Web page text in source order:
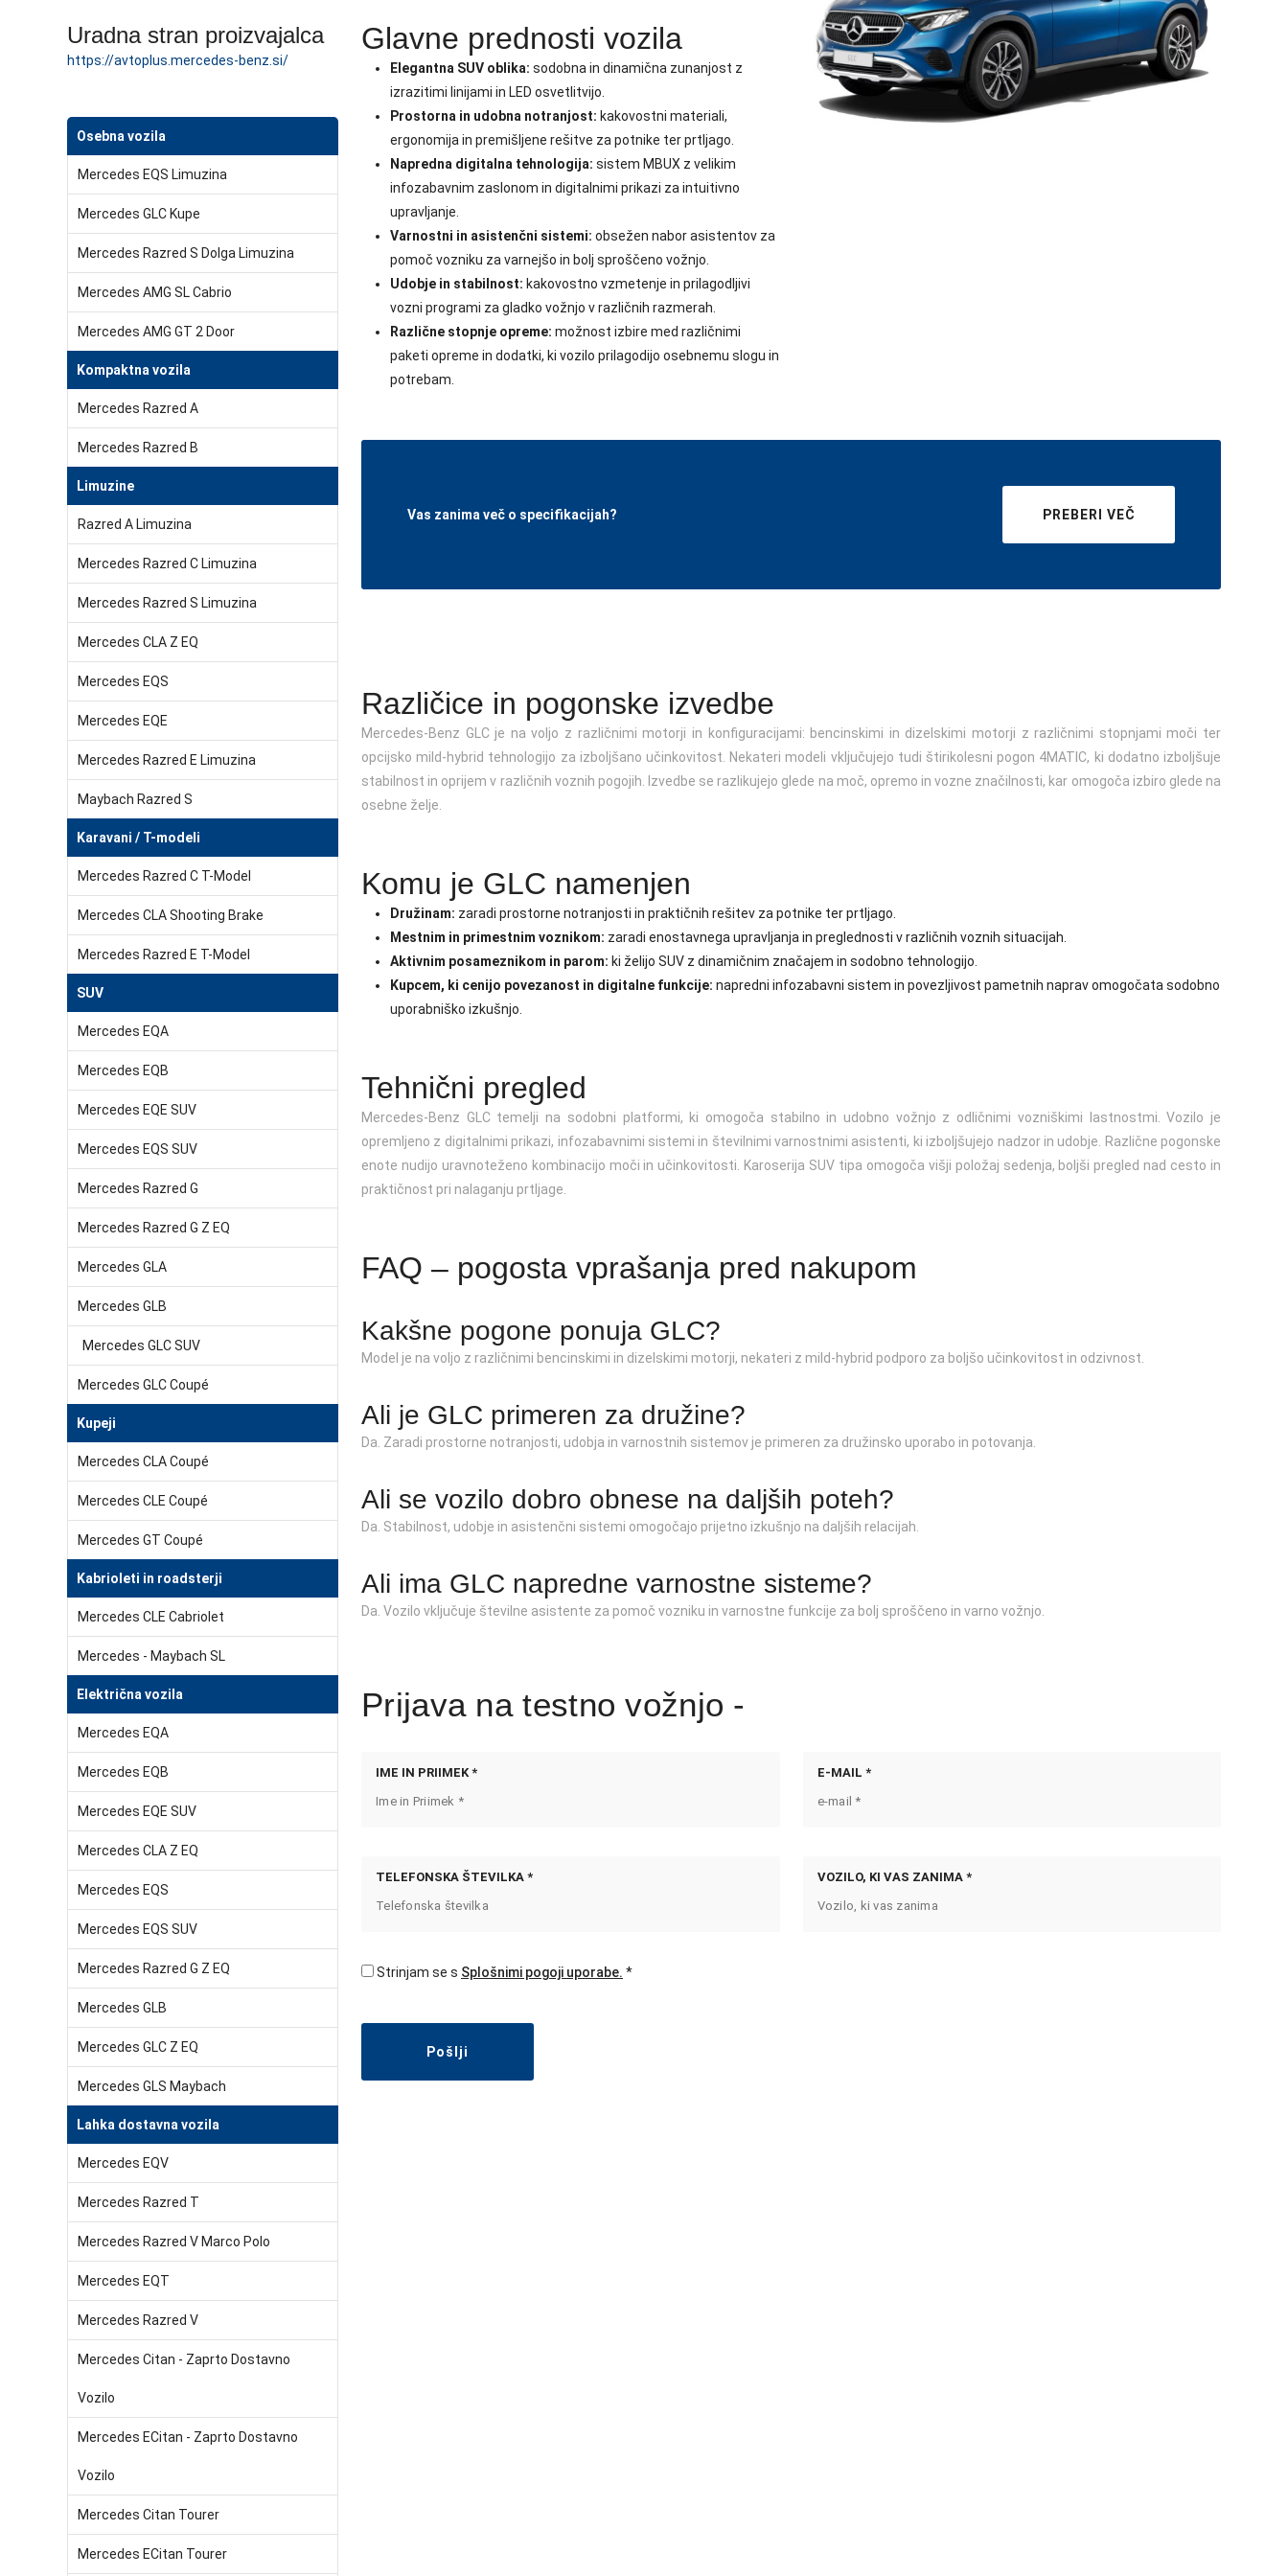
Uradna stran proizvajalca
https://avtoplus.mercedes-benz.si/
Osebna vozila
Mercedes EQS Limuzina
Mercedes GLC Kupe
Mercedes Razred S Dolga Limuzina
Mercedes AMG SL Cabrio
Mercedes AMG GT 2 Door
Kompaktna vozila
Mercedes Razred A
Mercedes Razred B
Limuzine
Razred A Limuzina
Mercedes Razred C Limuzina
Mercedes Razred S Limuzina
Mercedes CLA Z EQ
Mercedes EQS
Mercedes EQE
Mercedes Razred E Limuzina
Maybach Razred S
Karavani / T-modeli
Mercedes Razred C T-Model
Mercedes CLA Shooting Brake
Mercedes Razred E T-Model
SUV
Mercedes EQA
Mercedes EQB
Mercedes EQE SUV
Mercedes EQS SUV
Mercedes Razred G
Mercedes Razred G Z EQ
Mercedes GLA
Mercedes GLB
Mercedes GLC SUV
Mercedes GLC Coupé
Kupeji
Mercedes CLA Coupé
Mercedes CLE Coupé
Mercedes GT Coupé
Kabrioleti in roadsterji
Mercedes CLE Cabriolet
Mercedes - Maybach SL
Električna vozila
Mercedes EQA
Mercedes EQB
Mercedes EQE SUV
Mercedes CLA Z EQ
Mercedes EQS
Mercedes EQS SUV
Mercedes Razred G Z EQ
Mercedes GLB
Mercedes GLC Z EQ
Mercedes GLS Maybach
Lahka dostavna vozila
Mercedes EQV
Mercedes Razred T
Mercedes Razred V Marco Polo
Mercedes EQT
Mercedes Razred V
Mercedes Citan - Zaprto Dostavno
Vozilo
Mercedes ECitan - Zaprto Dostavno
Vozilo
Mercedes Citan Tourer
Mercedes ECitan Tourer
Glavne prednosti vozila
Elegantna SUV oblika: sodobna in dinamična zunanjost z
izrazitimi linijami in LED osvetlitvijo.
Prostorna in udobna notranjost: kakovostni materiali,
ergonomija in premišljene rešitve za potnike ter prtljago.
Napredna digitalna tehnologija: sistem MBUX z velikim
infozabavnim zaslonom in digitalnimi prikazi za intuitivno
upravljanje.
Varnostni in asistenčni sistemi: obsežen nabor asistentov za
pomoč vozniku za varnejšo in bolj sproščeno vožnjo.
Udobje in stabilnost: kakovostno vzmetenje in prilagodljivi
vozni programi za gladko vožnjo v različnih razmerah.
Različne stopnje opreme: možnost izbire med različnimi
paketi opreme in dodatki, ki vozilo prilagodijo osebnemu slogu in
potrebam.
Vas zanima več o specifikacijah? PREBERI VEČ
Različice in pogonske izvedbe
Mercedes-Benz GLC je na voljo z različnimi motorji in konfiguracijami: bencinskimi in dizelskimi motorji z različnimi stopnjami moči ter
opcijsko mild-hybrid tehnologijo za izboljšano učinkovitost. Nekateri modeli vključujejo tudi štirikolesni pogon 4MATIC, ki dodatno izboljšuje
stabilnost in oprijem v različnih voznih pogojih. Izvedbe se razlikujejo glede na moč, opremo in vozne značilnosti, kar omogoča izbiro glede na
osebne želje.
Komu je GLC namenjen
Družinam: zaradi prostorne notranjosti in praktičnih rešitev za potnike ter prtljago.
Mestnim in primestnim voznikom: zaradi enostavnega upravljanja in preglednosti v različnih voznih situacijah.
Aktivnim posameznikom in parom: ki želijo SUV z dinamičnim značajem in sodobno tehnologijo.
Kupcem, ki cenijo povezanost in digitalne funkcije: napredni infozabavni sistem in povezljivost pametnih naprav omogočata sodobno
uporabniško izkušnjo.
Tehnični pregled
Mercedes-Benz GLC temelji na sodobni platformi, ki omogoča stabilno in udobno vožnjo z odličnimi vozniškimi lastnostmi. Vozilo je
opremljeno z digitalnimi prikazi, infozabavnimi sistemi in številnimi varnostnimi asistenti, ki izboljšujejo nadzor in udobje. Različne pogonske
enote nudijo uravnoteženo kombinacijo moči in učinkovitosti. Karoserija SUV tipa omogoča višji položaj sedenja, boljši pregled nad cesto in
praktičnost pri nalaganju prtljage.
FAQ – pogosta vprašanja pred nakupom
Kakšne pogone ponuja GLC?
Model je na voljo z različnimi bencinskimi in dizelskimi motorji, nekateri z mild-hybrid podporo za boljšo učinkovitost in odzivnost.
Ali je GLC primeren za družine?
Da. Zaradi prostorne notranjosti, udobja in varnostnih sistemov je primeren za družinsko uporabo in potovanja.
Ali se vozilo dobro obnese na daljših poteh?
Da. Stabilnost, udobje in asistenčni sistemi omogočajo prijetno izkušnjo na daljših relacijah.
Ali ima GLC napredne varnostne sisteme?
Da. Vozilo vključuje številne asistente za pomoč vozniku in varnostne funkcije za bolj sproščeno in varno vožnjo.
Prijava na testno vožnjo -
IME IN PRIIMEK * E-MAIL *
TELEFONSKA ŠTEVILKA * VOZILO, KI VAS ZANIMA *
Strinjam se s Splošnimi pogoji uporabe.
Pošlji